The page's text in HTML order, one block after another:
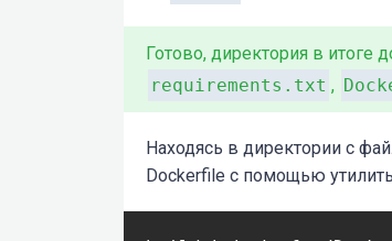
Готово, директория в
requirements.txt ,
Находясь в директории с
Dockerfile с помощью